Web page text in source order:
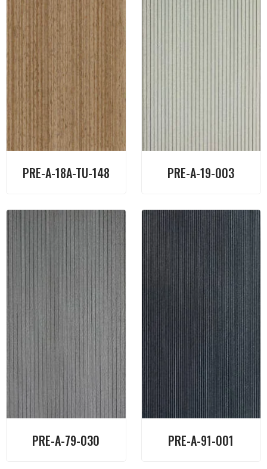
PRE-A-18A-TU-148 PRE-A-19-003
PRE-A-79-030 PRE-A-91-001